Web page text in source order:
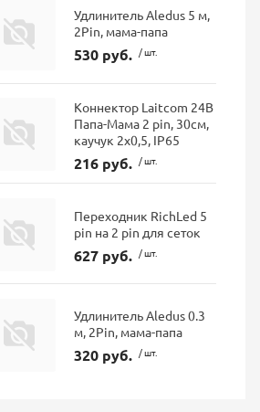
Удлинитель Aledus 5 м,
2Pin, мама-папа
530 руб. / шт.
Коннектор Laitcom 24В
Папа-Мама 2 pin, 30см,
каучук 2х0,5, IP65
216 руб. / шт.
Переходник RichLed 5
pin на 2 pin для сеток
627 руб. / шт.
Удлинитель Aledus 0.3
м, 2Pin, мама-папа
320 руб. / шт.